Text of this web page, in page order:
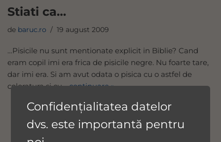
Stiati ca…
de baruc.ro 19 august 2009
…Pisicile nu sunt mentionate explicit in Biblie? Cand
eram copil imi era frica de pisicile negre. Nu foarte tare,
dar imi era. Si am avut odata o pisica cu o astfel de
coloratura si cu…continuare »
Confidențialitatea datelor
dvs. este importantă pentru